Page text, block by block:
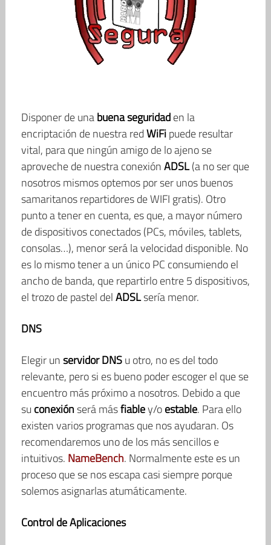
Disponer de unabuena seguridaden la
encriptación de nuestra redWiFipuede resultar
vital, para que ningún amigo de lo ajeno se
aproveche de nuestra conexiónADSL(a no ser que
nosotros mismos optemos por ser unos buenos
samaritanos repartidores de WIFI gratis). Otro
punto a tener en cuenta, es que, a mayor número
de dispositivos conectados (PCs, móviles, tablets,
consolas…), menor será la velocidad disponible. No
es lo mismo tener a un único PC consumiendo el
ancho de banda, que repartirlo entre 5 dispositivos,
el trozo de pastel delADSLsería menor.
DNS
Elegir unservidor DNSu otro, no es del todo
relevante, pero si es bueno poder escoger el que se
encuentro más próximo a nosotros. Debido a que
su conexiónserá másfiabley/oestable. Para ello
existen varios programas que nos ayudaran. Os
recomendaremos uno de los más sencillos e
intuitivos. NameBench. Normalmente este es un
proceso que se nos escapa casi siempre porque
solemos asignarlas atumáticamente.
Control de Aplicaciones